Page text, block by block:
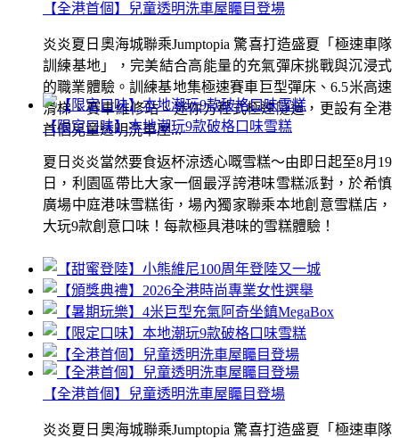
【全港首個】兒童透明洗車屋矚目登場
炎炎夏日奧海城聯乘Jumptopia 驚喜打造盛夏「極速車隊
訓練基地」，完美結合高能量的充氣彈床挑戰與沉浸式
的職業體驗。訓練基地集極速賽車巨型彈床、6.5米高速
滑梯、賽車維修站、迷你方程式極速隧道，更設有全港
首個兒童透明洗車屋...
【限定口味】本地潮玩9款破格口味雪糕
夏日炎炎當然要食返杯涼透心嘅雪糕～由即日起至8月19
日，利園區帶比大家一個最浮誇港味雪糕派對，於希慎
廣場中庭港味雪糕街，場內獨家聯乘本地創意雪糕店，
大玩9款創意口味！每款極具港味的雪糕體驗！
【全港首個】兒童透明洗車屋矚目登場
炎炎夏日奧海城聯乘Jumptopia 驚喜打造盛夏「極速車隊